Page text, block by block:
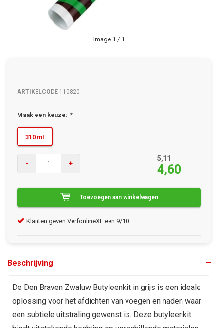
Image 1 / 1
ARTIKELCODE 110820
Maak een keuze: *
310 ml
- +
5,11
4,60
Toevoegen aan winkelwagen
Klanten geven VerfonlineXL een 9/10
Beschrijving
De Den Braven Zwaluw Butyleenkit in grijs is een ideale
oplossing voor het afdichten van voegen en naden waar
een subtiele uitstraling gewenst is. Deze butyleenkit